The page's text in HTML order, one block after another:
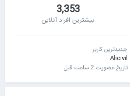
3,353
بیشترین افراد آنلاین
جدیدترین کاربر
Alicivil
تاریخ عضویت2 ساعت قبل